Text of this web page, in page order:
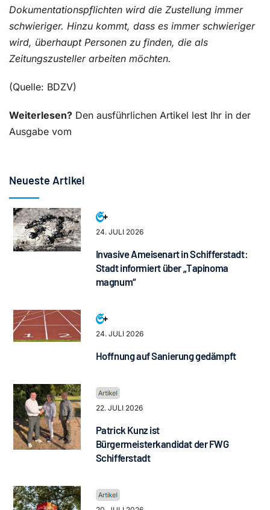
Dokumentationspflichten wird die Zustellung immer
schwieriger. Hinzu kommt, dass es immer schwieriger
wird, überhaupt Personen zu finden, die als
Zeitungszusteller arbeiten möchten.
(Quelle: BDZV)
Weiterlesen? Den ausführlichen Artikel lest Ihr in der
Ausgabe vom
Neueste Artikel
24. JULI 2026
Invasive Ameisenart in Schifferstadt:
Stadt informiert über „Tapinoma
magnum“
24. JULI 2026
Hoffnung auf Sanierung gedämpft
22. JULI 2026
Patrick Kunz ist
Bürgermeisterkandidat der FWG
Schifferstadt